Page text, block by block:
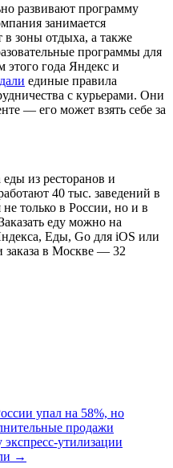
развивают программу
занимается
в зоны отдыха, а также
программы для
этого года Яндекс и
единые правила
с курьерами. Они
— его может взять себе за
из ресторанов и
40 тыс. заведений в
не только в России, но и в
еду можно на
Еды, Go для iOS или
заказа в Москве — 32
упал на 58%, но
продажи
экспресс-утилизации
→